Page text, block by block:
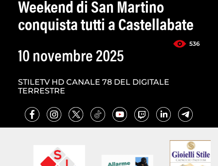
Weekend di San Martino
conquista tutti a Castellabate
536
10 novembre 2025
STILETV HD CANALE 78 DEL DIGITALE
TERRESTRE